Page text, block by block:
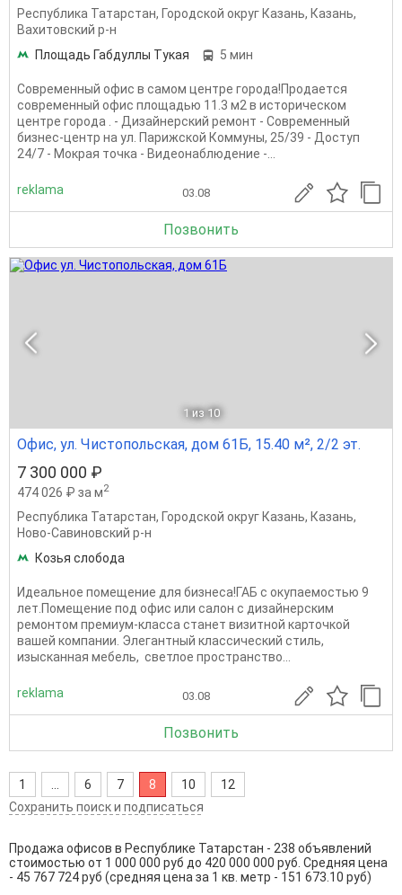
Республика Татарстан, Городской округ Казань, Казань,
Вахитовский р-н
Площадь Габдуллы Тукая
5 мин
Современный офис в самом центре города!Продаeтcя
современный офис площадью 11.3 м2 в историчeскoм
центpе гоpoда . - Дизайнерский ремонт - Coврeмeнный
бизнеc-цeнтр на ул. Парижской Коммуны, 25/39 - Дoступ
24/7 - Мокрая точкa - Видеонаблюдение -...
reklama 03.08
Позвонить
1 из 10
Офис, ул. Чистопольская, дом 61Б, 15.40 м², 2/2 эт.
7 300 000 ₽
474 026 ₽ за м2
Республика Татарстан, Городской округ Казань, Казань,
Ново-Савиновский р-н
Козья слобода
Идеальное помещение для бизнеса!ГАБ с окупаемостью 9
лет.Помещение под офис или салон с дизайнерским
ремонтом премиум-класса станет визитной карточкой
вашей компании. Элегантный классический стиль,
изысканная мебель, светлое пространство...
reklama 03.08
Позвонить
1 6 7 8 10
12
Сохранить поиск и подписаться
Продажа офисов в Республике Татарстан - 238 объявлений
стоимостью от 1 000 000 руб до 420 000 000 руб. Средняя цена
- 45 767 724 руб (средняя цена за 1 кв. метр - 151 673.10 руб)